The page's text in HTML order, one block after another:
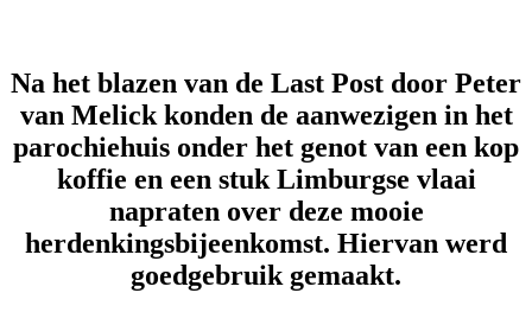
Na het blazen van de Last Post door Peter
van Melick konden de aanwezigen in het
parochiehuis onder het genot van een kop
koffie en een stuk Limburgse vlaai
napraten over deze mooie
herdenkingsbijeenkomst. Hiervan werd
goedgebruik gemaakt.